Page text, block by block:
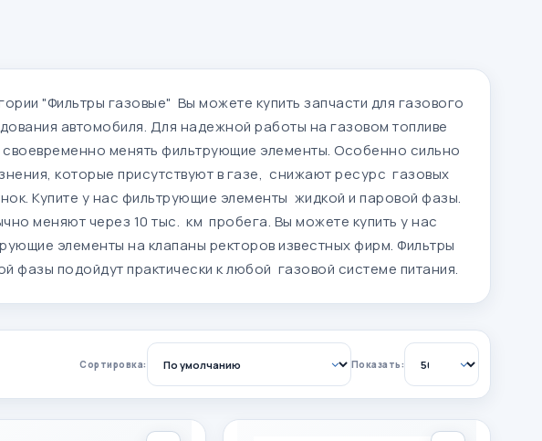
"Фильтры газовые" Вы можете купить запчасти для газового
автомобиля. Для надежной работы на газовом топливе
менять фильтрующие элементы. Особенно сильно
которые присутствуют в газе, снижают ресурс газовых
Купите у нас фильтрующие элементы жидкой и паровой фазы.
меняют через 10 тыс. км пробега. Вы можете купить у нас
элементы на клапаны ректоров известных фирм. Фильтры
фазы подойдут практически к любой газовой системе питания.
Сортировка: Показать: